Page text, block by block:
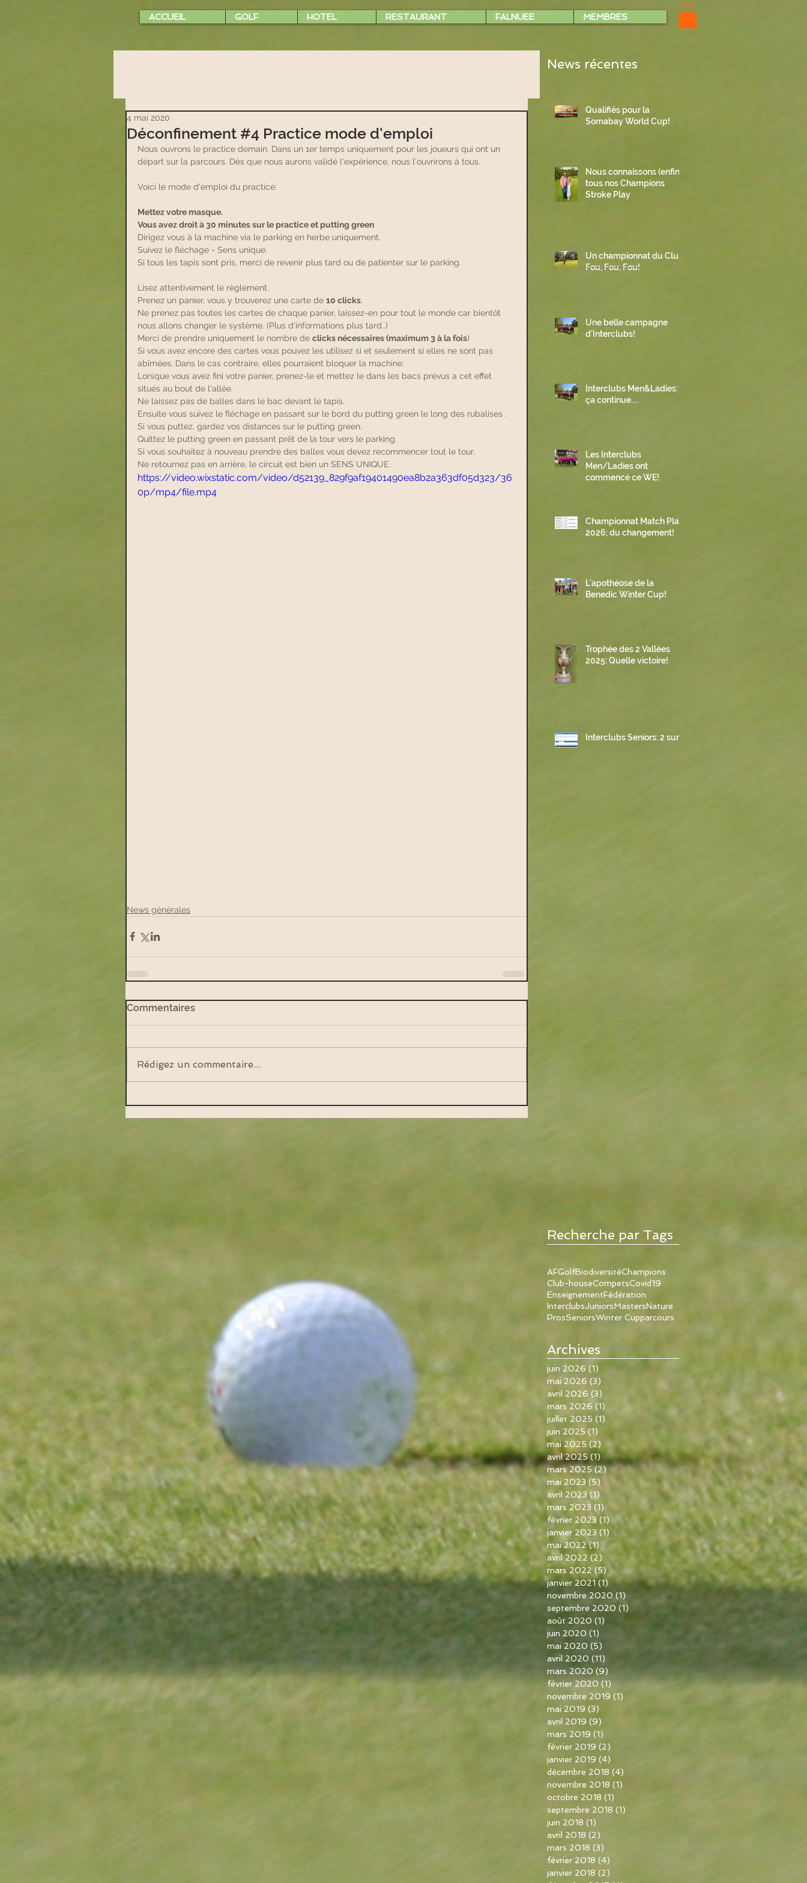
ACCUEIL GOLF HOTEL RESTAURANT FALNUEE MEMBRES
Déconfinement #4 Practice mode d'emploi
4 mai 2020
Nous ouvrons le practice demain. Dans un 1er temps uniquement pour les joueurs qui ont un
départ sur la parcours. Dès que nous aurons validé l'expérience, nous l'ouvrirons à tous.
Voici le mode d'emploi du practice:
Mettez votre masque.
Vous avez droit à 30 minutes sur le practice et putting green
Dirigez vous à la machine via le parking en herbe uniquement.
Suivez le fléchage - Sens unique.
Si tous les tapis sont pris, merci de revenir plus tard ou de patienter sur le parking.
Lisez attentivement le règlement.
Prenez un panier, vous y trouverez une carte de 10 clicks.
Ne prenez pas toutes les cartes de chaque panier, laissez-en pour tout le monde car bientôt
nous allons changer le système. (Plus d'informations plus tard..)
Merci de prendre uniquement le nombre de clicks nécessaires (maximum 3 à la fois)
Si vous avez encore des cartes vous pouvez les utilisez si et seulement si elles ne sont pas
abîmées. Dans le cas contraire, elles pourraient bloquer la machine.
Lorsque vous avez fini votre panier, prenez-le et mettez le dans les bacs prévus a cet effet
situés au bout de l'allée.
Ne laissez pas de balles dans le bac devant le tapis.
Ensuite vous suivez le fléchage en passant sur le bord du putting green le long des rubalises .
Si vous puttez, gardez vos distances sur le putting green.
Quittez le putting green en passant prêt de la tour vers le parking.
Si vous souhaitez à nouveau prendre des balles vous devez recommencer tout le tour.
Ne retournez pas en arrière, le circuit est bien un SENS UNIQUE.
https://video.wixstatic.com/video/d52139_829f9af19401490ea8b2a363df05d323/36
0p/mp4/file.mp4
News générales
Commentaires
Rédigez un commentaire...
News récentes
Qualifiés pour la
Somabay World Cup!
Nous connaissons (enfin)
tous nos Champions
Stroke Play
Un championnat du Club
Fou, Fou, Fou!
Une belle campagne
d'Interclubs!
Interclubs Men&Ladies:
ça continue....
Les Interclubs
Men/Ladies ont
commencé ce WE!
Championnat Match Play
2026; du changement!
L'apothéose de la
Benedic Winter Cup!
Trophée des 2 Vallées
2025: Quelle victoire!
Interclubs Seniors: 2 sur 3
Recherche par Tags
AFGolfBiodiversitéChampions
Club-houseCompetsCovid19
EnseignementFédération
InterclubsJuniorsMastersNature
ProsSeniorsWinter Cupparcours
Archives
juin 2026 (1) 1 post
mai 2026 (3)
avril 2026 (3)
mars 2026 (1)
juillet 2025 (1)
juin 2025 (1)
mai 2025 (2)
avril 2025 (1)1 post
mars 2025 (2)2 posts
mai 2023 (5) 5 posts
avril 2023 (1) 1 post
mars 2023 (1) 1 post
février 2023 (1) 1 post
janvier 2023 (1) 1 post
mai 2022 (1) 1 post
avril 2022 (2) 2 posts
mars 2022 (5)5 posts
janvier 2021 (1) 1 post
novembre 2020 (1)
septembre 2020 (1)
août 2020 (1)
juin 2020 (1)
mai 2020 (5)
avril 2020 (11)
mars 2020 (9)
février 2020 (1)
novembre 2019 (1)
mai 2019 (3)
avril 2019 (9)
mars 2019 (1)
février 2019 (2)
janvier 2019 (4)
décembre 2018 (4)
novembre 2018 (1)
octobre 2018 (1)
septembre 2018 (1)
juin 2018 (1)
avril 2018 (2)
mars 2018 (3)
février 2018 (4)
janvier 2018 (2)